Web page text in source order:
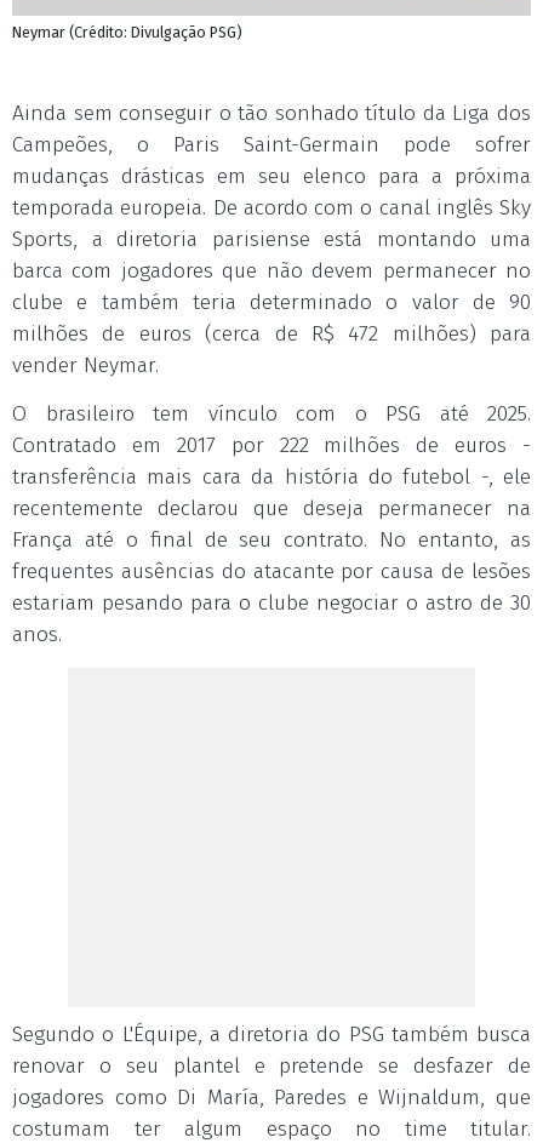
Neymar (Crédito: Divulgação PSG)
Ainda sem conseguir o tão sonhado título da Liga dos
Campeões, o Paris Saint-Germain pode sofrer
mudanças drásticas em seu elenco para a próxima
temporada europeia. De acordo com o canal inglês Sky
Sports, a diretoria parisiense está montando uma
barca com jogadores que não devem permanecer no
clube e também teria determinado o valor de 90
milhões de euros (cerca de R$ 472 milhões) para
vender Neymar.
O brasileiro tem vínculo com o PSG até 2025.
Contratado em 2017 por 222 milhões de euros -
transferência mais cara da história do futebol -, ele
recentemente declarou que deseja permanecer na
França até o final de seu contrato. No entanto, as
frequentes ausências do atacante por causa de lesões
estariam pesando para o clube negociar o astro de 30
anos.
Segundo o L'Équipe, a diretoria do PSG também busca
renovar o seu plantel e pretende se desfazer de
jogadores como Di María, Paredes e Wijnaldum, que
costumam ter algum espaço no time titular.